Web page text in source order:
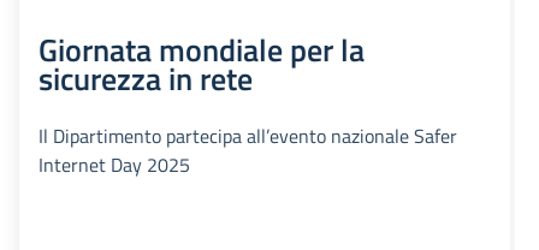
Giornata mondiale per la
sicurezza in rete
Il Dipartimento partecipa all’evento nazionale Safer
Internet Day 2025